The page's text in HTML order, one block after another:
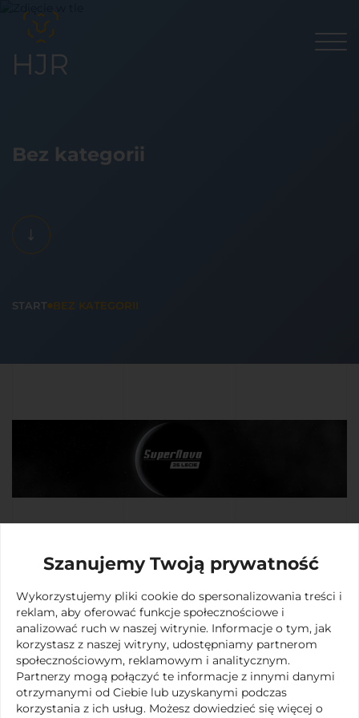
Bez kategorii
START BEZ KATEGORII
Szanujemy Twoją prywatność
Wykorzystujemy pliki cookie do spersonalizowania treści i
reklam, aby oferować funkcje społecznościowe i
analizować ruch w naszej witrynie. Informacje o tym, jak
korzystasz z naszej witryny, udostępniamy partnerom
społecznościowym, reklamowym i analitycznym.
Partnerzy mogą połączyć te informacje z innymi danymi
otrzymanymi od Ciebie lub uzyskanymi podczas
korzystania z ich usług. Możesz dowiedzieć się więcej o